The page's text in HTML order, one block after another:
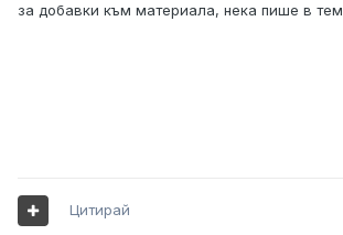
за добавки към материала, нека пише в
Цитирай